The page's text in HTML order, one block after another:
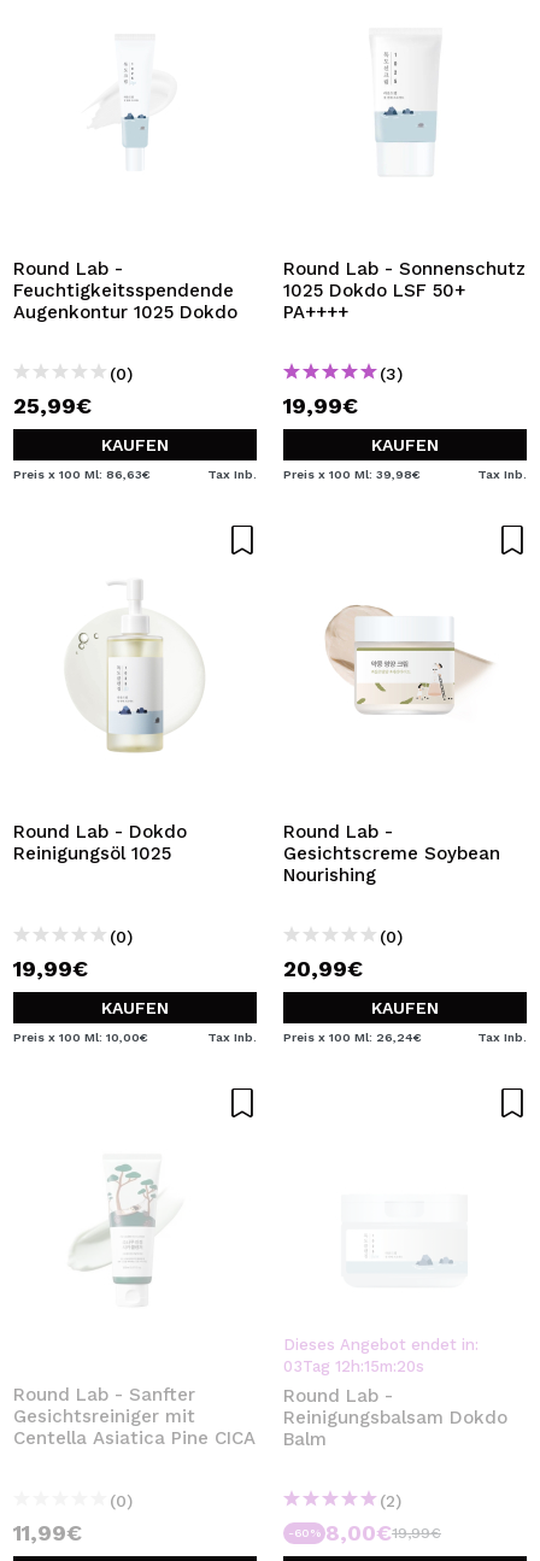
Round Lab -
Feuchtigkeitsspendende
Augenkontur 1025 Dokdo
(0)
25,99€
KAUFEN
Preis x 100 Ml: 86,63€ Tax Inb.
Round Lab - Sonnenschutz
1025 Dokdo LSF 50+
PA++++
(3)
19,99€
KAUFEN
Preis x 100 Ml: 39,98€ Tax Inb.
Round Lab - Dokdo
Reinigungsöl 1025
(0)
19,99€
KAUFEN
Preis x 100 Ml: 10,00€ Tax Inb.
Round Lab -
Gesichtscreme Soybean
Nourishing
(0)
20,99€
KAUFEN
Preis x 100 Ml: 26,24€ Tax Inb.
Round Lab - Sanfter
Gesichtsreiniger mit
Centella Asiatica Pine CICA
(0)
11,99€
Dieses Angebot endet in:
03Tag 12 h:15m:20s
Round Lab -
Reinigungsbalsam Dokdo
Balm
(2)
-60% 8,00€19,99€